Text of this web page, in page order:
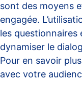
sont des moyens
engagée.
les questionnaires
dynamiser le
Pour en savoir
avec votre